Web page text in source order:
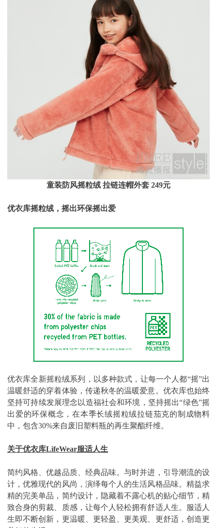
童装防风摇粒绒 拉链连帽外套 249元
优衣库摇粒绒，摇出环保摇出爱
优衣库全新摇粒绒系列，以多种款式，让每一个人都“摇”出
温暖舒适的穿着体验，传递秋冬的温暖爱意。优衣库也始终
坚持可持续发展理念以造福社会和环境，坚持摇出“绿色”摇
出爱的环保概念，在本季长绒摇粒绒拉链茄克的制成物料
中，包含30%来自废旧塑料瓶的再生聚酯纤维。
关于优衣库LifeWear服适人生
简约风格、优越品质、经典品味。与时并进，引导潮流的设
计，优雅现代的风尚，演绎每个人的生活风格品味。精益求
精的完美单品，简约设计，隐藏着不露心机的贴心细节，精
致合身的剪裁、质感，让每个人轻松拥有舒适人生。服适人
生即不断创新，更温暖、更轻盈、更美观、更舒适，创造更